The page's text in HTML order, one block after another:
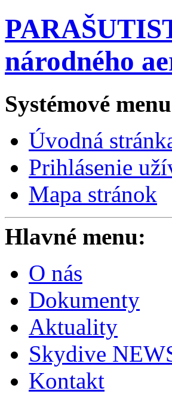
národného
Systémové
Úvodná
Prihlásenie
Mapa stránok
Hlavné menu:
O nás
Dokumenty
Aktuality
Skydive
Kontakt